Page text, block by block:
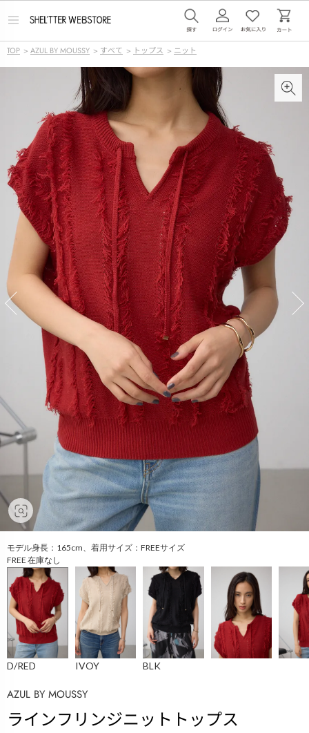
メ
ー
を
TOP > AZUL BY MOUSSY > すべて > トップス > ニット
モデル身長：165cm、着用サイズ：FREEサイズ
FREE 在庫なし
D/RED IVOY BLK
AZUL BY MOUSSY
ラインフリンジニットトップス